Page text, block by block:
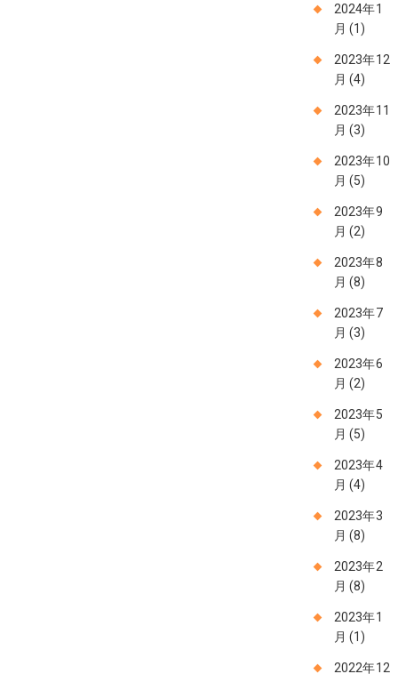
2024年1
月 (1)
2023年12
月 (4)
2023年11
月 (3)
2023年10
月 (5)
2023年9
月 (2)
2023年8
月 (8)
2023年7
月 (3)
2023年6
月 (2)
2023年5
月 (5)
2023年4
月 (4)
2023年3
月 (8)
2023年2
月 (8)
2023年1
月 (1)
2022年12